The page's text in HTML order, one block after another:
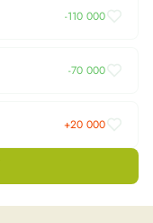
-110 000
-70 000
+20 000